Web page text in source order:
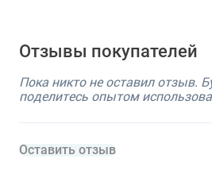
Отзывы покупателей
Пока никто не оставил отзыв.
поделитесь опытом
Оставить отзыв